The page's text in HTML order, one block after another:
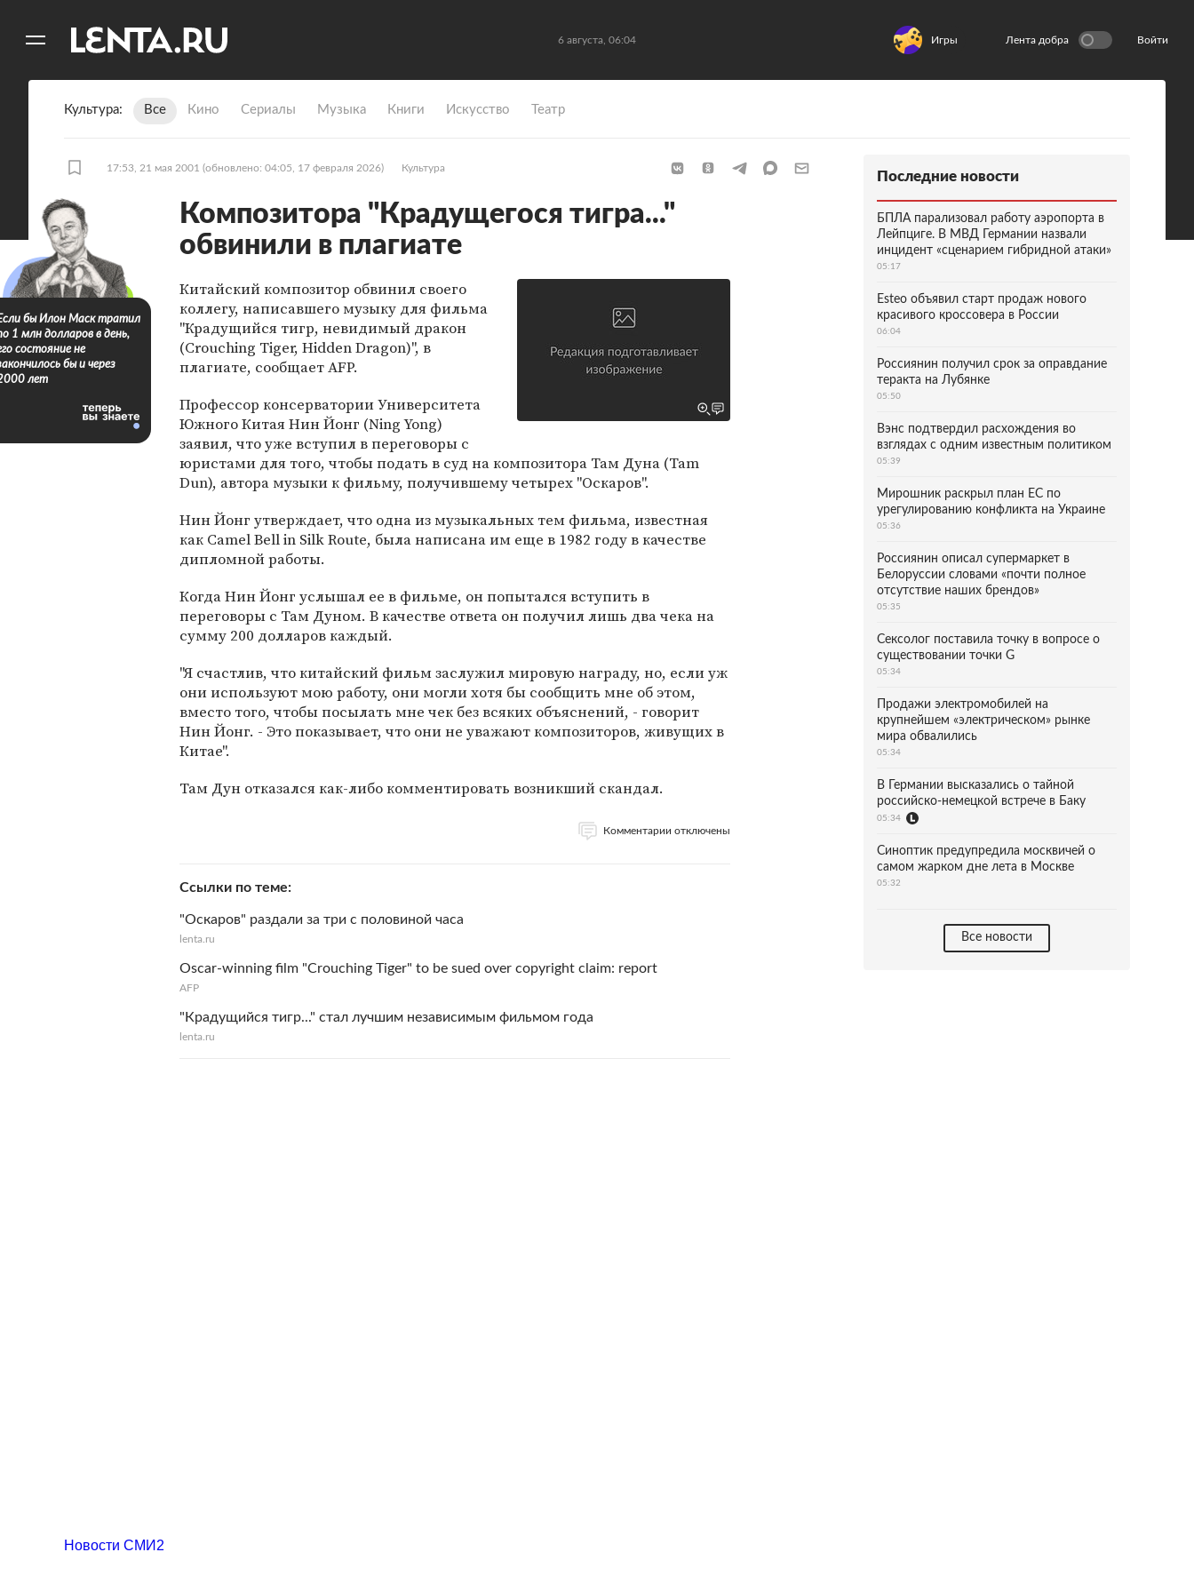
6 августа, 06:04 Игры Лента добра Войти
Культура Все Кино Сериалы Музыка Книги Искусство Театр
17:53, 21 мая 2001 (обновлено: 04:05, 17 февраля 2026) Культура
Композитора "Крадущегося тигра..."
обвинили в плагиате
Китайский композитор обвинил своего
коллегу, написавшего музыку для фильма
"Крадущийся тигр, невидимый дракон
(Crouching Tiger, Hidden Dragon)", в
плагиате, сообщает AFP.
Профессор консерватории Университета
Южного Китая Нин Йонг (Ning Yong)
заявил, что уже вступил в переговоры с
юристами для того, чтобы подать в суд на композитора Там Дуна (Tam
Dun), автора музыки к фильму, получившему четырех "Оскаров".
Нин Йонг утверждает, что одна из музыкальных тем фильма, известная
как Camel Bell in Silk Route, была написана им еще в 1982 году в качестве
дипломной работы.
Когда Нин Йонг услышал ее в фильме, он попытался вступить в
переговоры с Там Дуном. В качестве ответа он получил лишь два чека на
сумму 200 долларов каждый.
"Я счастлив, что китайский фильм заслужил мировую награду, но, если уж
они используют мою работу, они могли хотя бы сообщить мне об этом,
вместо того, чтобы посылать мне чек без всяких объяснений, - говорит
Нин Йонг. - Это показывает, что они не уважают композиторов, живущих в
Китае".
Там Дун отказался как-либо комментировать возникший скандал.
Комментарии отключены
Ссылки по теме
"Оскаров" раздали за три с половиной часа
lenta.ru
Oscar-winning film "Crouching Tiger" to be sued over copyright claim: report
AFP
"Крадущийся тигр..." стал лучшим независимым фильмом года
lenta.ru
бы Илон Маск тратил
1 млн долларов в день,
состояние не
бы и через
лет
Последние новости
БПЛА парализовал работу аэропорта в
Лейпциге. В МВД Германии назвали
инцидент «сценарием гибридной атаки»
05:17
Esteo объявил старт продаж нового
красивого кроссовера в России
06:04
Россиянин получил срок за оправдание
теракта на Лубянке
05:50
Вэнс подтвердил расхождения во
взглядах с одним известным политиком
05:39
Мирошник раскрыл план ЕС по
урегулированию конфликта на Украине
05:36
Россиянин описал супермаркет в
Белоруссии словами «почти полное
отсутствие наших брендов»
05:35
Сексолог поставила точку в вопросе о
существовании точки G
05:34
Продажи электромобилей на
крупнейшем «электрическом» рынке
мира обвалились
05:34
В Германии высказались о тайной
российско-немецкой встрече в Баку
05:34
Синоптик предупредила москвичей о
самом жарком дне лета в Москве
05:32
Все новости
Новости СМИ2